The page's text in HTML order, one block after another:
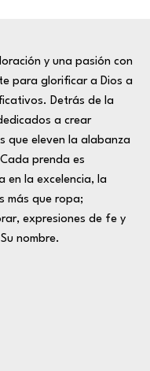
y una pasión con
para glorificar a Dios a
Detrás de la
a crear
que eleven la alabanza
prenda es
la excelencia, la
más que ropa;
expresiones de fe y
nombre.